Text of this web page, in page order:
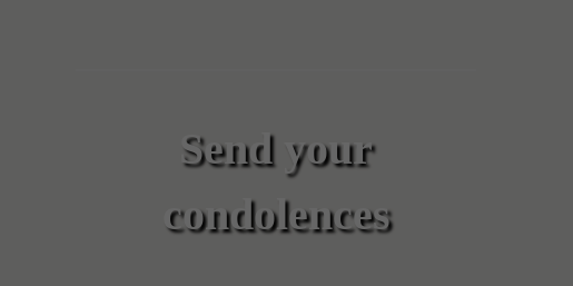
Send your
condolences